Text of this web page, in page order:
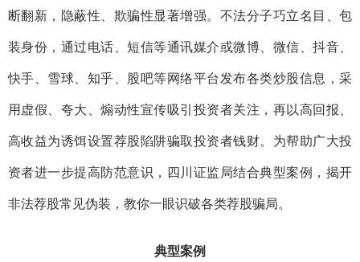
断翻新，隐蔽性、欺骗性显著增强。不法分子巧立名目、包
装身份，通过电话、短信等通讯媒介或微博、微信、抖音、
快手、雪球、 知乎、 股吧等网络平台发布各类炒股信息，采
用虚假、夸大、煽动性宣传吸引投资者关注，再以高回报、
高收益为诱饵设置荐股 陷阱骗取投资者钱财。 为帮助广大投
资者进一步提高防范意识 ， 四川证监局结合典型案例， 揭开
非法荐股常见伪装 ， 教你一眼识破各类荐股骗局。
典型案例